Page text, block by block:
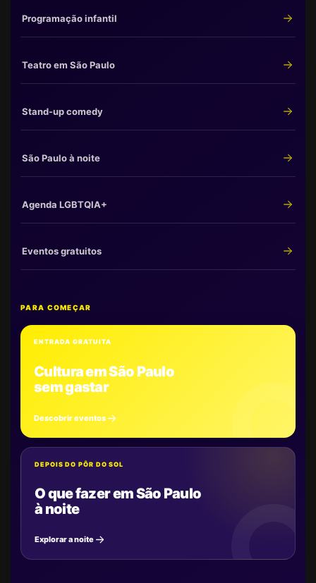
Programação infantil
Teatro em São Paulo
Stand-up comedy
São Paulo à noite
Agenda LGBTQIA+
Eventos gratuitos
PARA COMEÇAR
ENTRADA GRATUITA
Cultura em São Paulo
sem gastar
Descobrir eventos
DEPOIS DO PÔR DO SOL
O que fazer em São Paulo
à noite
Explorar a noite